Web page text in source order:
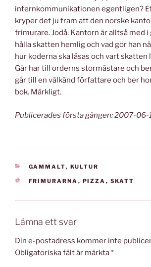
internkommunikationen egentligen?
kryper det ju fram att den norske
frimurare. Jodå. Kantorn är alltså med
hålla skatten hemlig och vad gör han
hur koderna ska läsas och vart skatten
Går har till orderns stormästare och
går till en välkänd författare och ber
bok. Märkligt.
Publicerades första gången: 2007-06-
KATEGORIER
GAMMALT, KULTUR
TAGGAR
FRIMURARNA , PIZZA , SKATT
Lämna ett svar
Din e-postadress kommer inte
Obligatoriska fält är märkta*